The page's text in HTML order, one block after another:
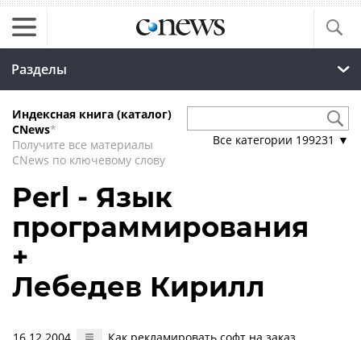
Разделы
Индексная книга (каталог)
CNews*
Получите все материалы
CNews по ключевому слову
Все категории 199231 ▼
Perl - Язык
программирования
+
Лебедев Кирилл